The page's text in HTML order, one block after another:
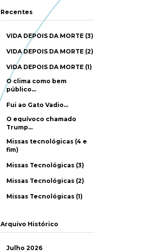
Recentes
VIDA DEPOIS DA MORTE (3)
VIDA DEPOIS DA MORTE (2)
VIDA DEPOIS DA MORTE (1)
O clima como bem
público…
Fui ao Gato Vadio…
O equívoco chamado
Trump…
Missas tecnológicas (4 e
fim)
Missas Tecnológicas (3)
Missas Tecnológicas (2)
Missas Tecnológicas (1)
Arquivo Histórico
Julho 2026